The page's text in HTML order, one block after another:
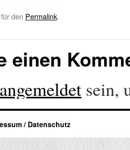
den Permalink.
einen
angemeldet sein,
/ Datenschutz